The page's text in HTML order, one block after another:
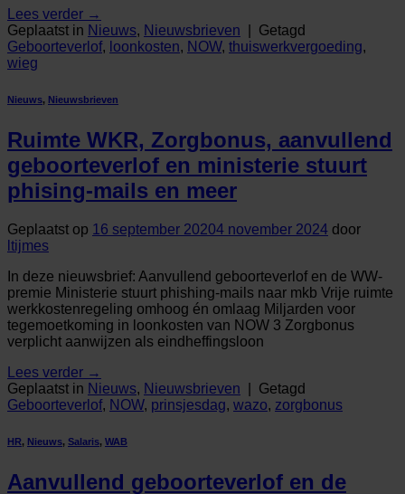
Lees verder →
Geplaatst in Nieuws, Nieuwsbrieven
Getagd
Geboorteverlof, loonkosten, NOW, thuiswerkvergoeding,
wieg
Nieuws, Nieuwsbrieven
Ruimte WKR, Zorgbonus, aanvullend
geboorteverlof en ministerie stuurt
phising-mails en meer
Geplaatst op 16 september 20204 november 2024 door
ltijmes
In deze nieuwsbrief: Aanvullend geboorteverlof en de WW-
premie Ministerie stuurt phishing-mails naar mkb Vrije ruimte
werkkostenregeling omhoog én omlaag Miljarden voor
tegemoetkoming in loonkosten van NOW 3 Zorgbonus
verplicht aanwijzen als eindheffingsloon
Lees verder →
Geplaatst in Nieuws, Nieuwsbrieven
Getagd
Geboorteverlof, NOW, prinsjesdag, wazo, zorgbonus
HR, Nieuws, Salaris, WAB
Aanvullend geboorteverlof en de